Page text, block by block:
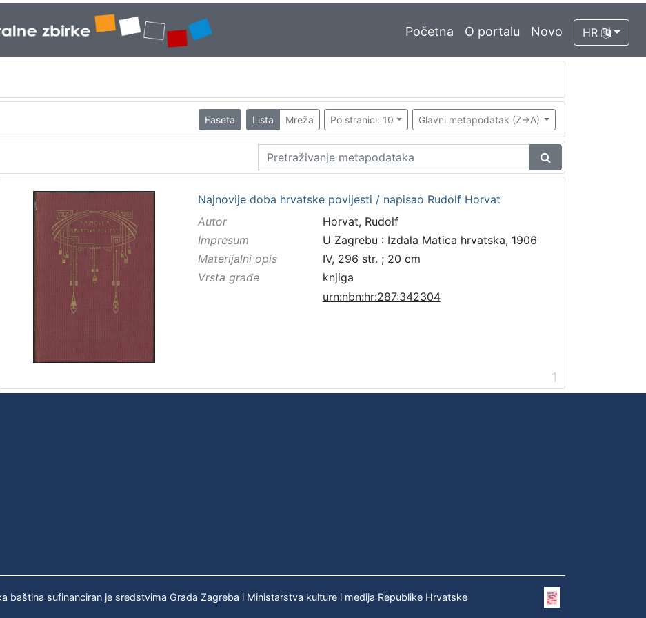
Početna O portalu Novo HR
Faseta Lista Mreža Po stranici: 10 Glavni metapodatak (Z->A)
Najnovije doba hrvatske povijesti / napisao Rudolf Horvat
Autor
Horvat, Rudolf
Impresum
U Zagrebu : Izdala Matica hrvatska, 1906
Materijalni opis
IV, 296 str. ; 20 cm
Vrsta građe
knjiga
urn:nbn:hr:287:342304
1
baština sufinanciran je sredstvima Grada Zagreba i Ministarstva kulture i medija Republike Hrvatske